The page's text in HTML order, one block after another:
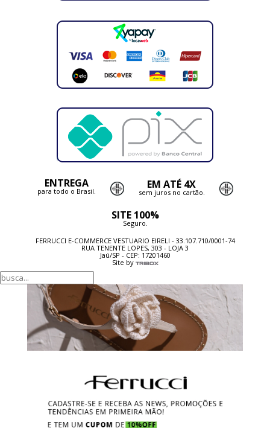
ENTREGA
para todo o Brasil. EM ATÉ 4X
sem juros no cartão.
SITE 100%
Seguro.
FERRUCCI E-COMMERCE VESTUARIO EIRELI - 33.107.710/0001-74
RUA TENENTE LOPES, 303 - LOJA 3
Jaú/SP - CEP: 17201460
Site by